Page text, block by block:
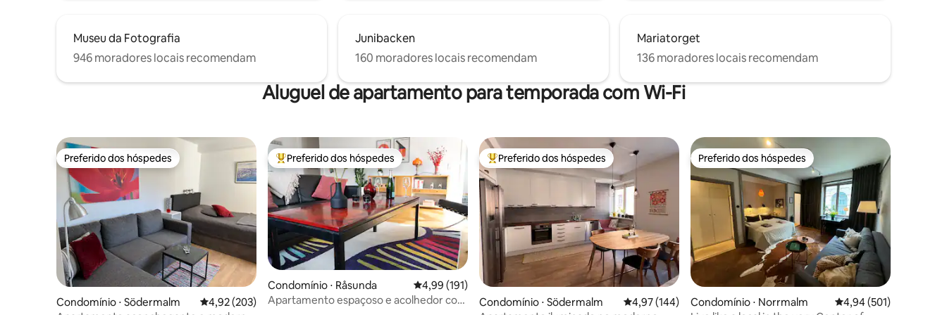
Museu da Fotografia
946 moradores locais recomendam
Junibacken
160 moradores locais recomendam
Mariatorget
136 moradores locais recomendam
Aluguel de apartamento para temporada com Wi-Fi
Preferido dos hóspedes
Preferido dos hóspedes
Condomínio ⋅ Södermalm 4,92 de uma avaliação média de 5, 203 avaliações
4,92 (203)
Entre os melhores preferidos dos hóspedes
Preferido dos hóspedes
Condomínio ⋅ Råsunda 4,99 de uma avaliação média de 5, 191 avaliações
4,99 (191)
Apartamento espaçoso e acolhedor com
Entre os melhores preferidos dos hóspedes
Preferido dos hóspedes
Condomínio ⋅ Södermalm 4,97 de uma avaliação média de 5, 144 avaliações
4,97 (144)
Preferido dos hóspedes
Preferido dos hóspedes
Condomínio ⋅ Norrmalm 4,94 de uma avaliação
4,94 (501)